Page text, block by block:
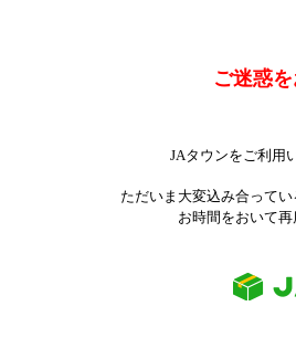
ご迷惑
JAタウンをご利用
ただいま大変込み合って
お時間をおいて